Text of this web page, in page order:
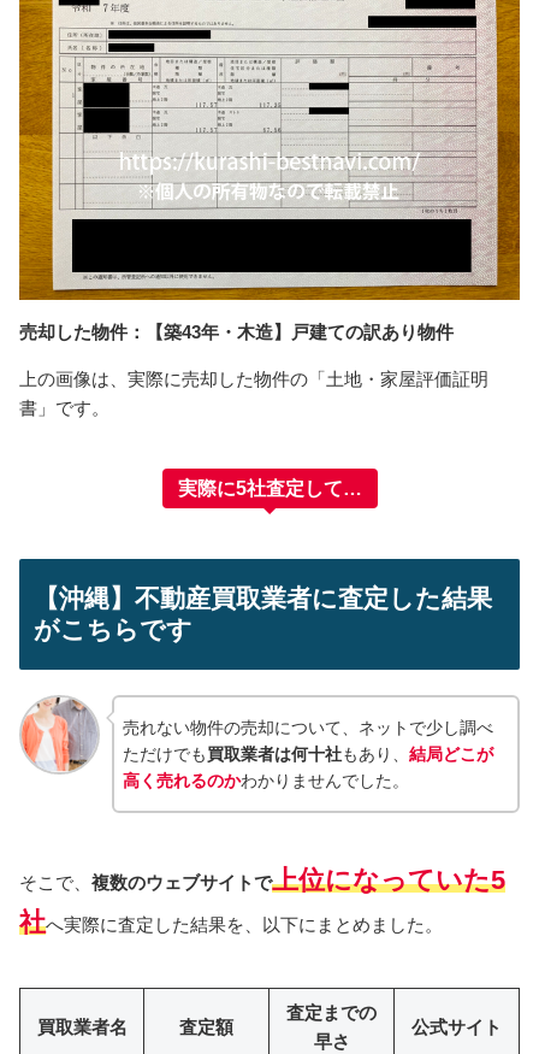
売却した物件：【築43年・木造】戸建ての訳あり物件
上の画像は、実際に売却した物件の「土地・家屋評価証明
書」です。
実際に5社査定して…
【沖縄】不動産買取業者に査定した結果
がこちらです
売れない物件の売却について、ネットで少し調べ
ただけでも買取業者は何十社もあり、 結局どこが
高く売れるのかわかりませんでした。
そこで、 複数のウェブサイトで上位になっていた5
社へ実際に査定した結果を、以下にまとめました。
買取業者名 査定額
査定までの
早さ
公式サイト